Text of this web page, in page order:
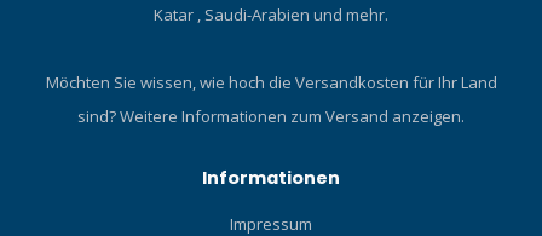
Katar , Saudi-Arabien und mehr.
Möchten Sie wissen, wie hoch die Versandkosten für Ihr Land
sind?Weitere Informationen zum Versand anzeigen.
Informationen
Impressum